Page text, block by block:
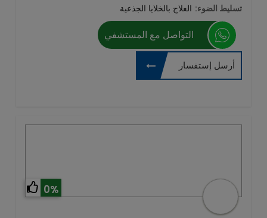
تسليط الضوء: العلاج بالخلايا الجذعية
التواصل مع المستشفي
أرسل إستفسار
0%